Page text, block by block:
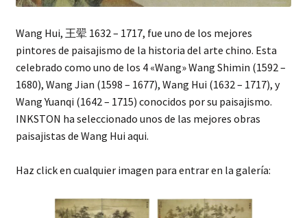
Wang Hui, 王翚 1632 – 1717, fue uno de los mejores
pintores de paisajismo de la historia del arte chino. Esta
celebrado como uno de los 4 «Wang» Wang Shimin (1592 –
1680), Wang Jian (1598 – 1677), Wang Hui (1632 – 1717), y
Wang Yuanqi (1642 – 1715) conocidos por su paisajismo.
INKSTON ha seleccionado unos de las mejores obras
paisajistas de Wang Hui aqui.
Haz click en cualquier imagen para entrar en la galería: